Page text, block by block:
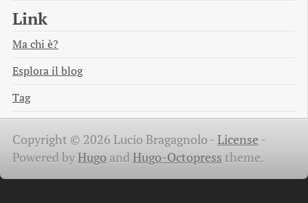
Link
Ma chi è?
Esplora il blog
Tag
Copyright © 2026 Lucio Bragagnolo -License -
Powered byHugo and Hugo-Octopress theme.